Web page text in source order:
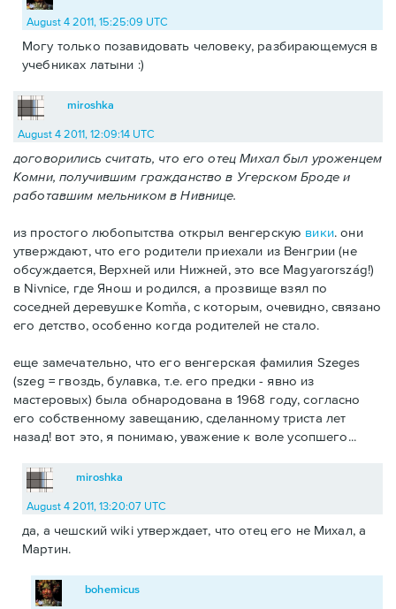
August 4 2011, 15:25:09 UTC
Могу только позавидовать человеку, разбирающемуся в
учебниках латыни :)
miroshka
August 4 2011, 12:09:14 UTC
договорились считать, что его отец Михал был уроженцем
Комни, получившим гражданство в Угерском Броде и
работавшим мельником в Нивнице.
из простого любопытства открыл венгерскую вики. они
утверждают, что его родители приехали из Венгрии (не
обсуждается, Верхней или Нижней, это все Magyarország!)
в Nivnice, где Янош и родился, а прозвище взял по
соседней деревушке Komňa, с которым, очевидно, связано
его детство, особенно когда родителей не стало.
еще замечательно, что его венгерская фамилия Szeges
(szeg = гвоздь, булавка, т.е. его предки - явно из
мастеровых) была обнародована в 1968 году, согласно
его собственному завещанию, сделанному триста лет
назад! вот это, я понимаю, уважение к воле усопшего...
miroshka
August 4 2011, 13:20:07 UTC
да, а чешский wiki утверждает, что отец его не Михал, а
Мартин.
bohemicus